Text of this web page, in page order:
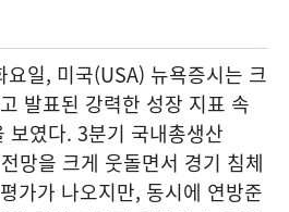
일, 미국(USA) 뉴욕증시는 크
발표된 강력한 성장 지표 속
보였다. 3분기 국내총생산
망을 크게 웃돌면서 경기 침체
가가 나오지만, 동시에 연방준